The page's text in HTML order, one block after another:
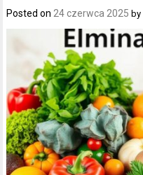
Posted on 24 czerwca 2025 by